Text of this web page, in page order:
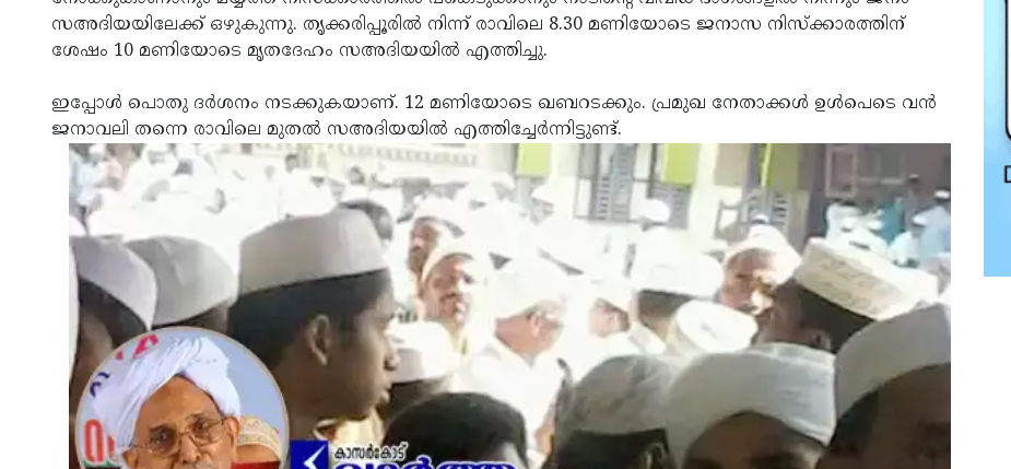
സഅദിയയിലേക്ക് ഒഴുകുന്നു. തൃക്കരിപ്പൂരില്‍ നിന്ന് രാവിലെ 8.30 മണിയോടെ ജനാസ നിസ്‌ക്കാരത്തിന്
ശേഷം 10 മണിയോടെ മൃതദേഹം സഅദിയയില്‍ എത്തിച്ചു.
ഇപ്പോള്‍ പൊതു ദര്‍ശനം നടക്കുകയാണ്. 12 മണിയോടെ ഖബറടക്കും. പ്രമുഖ നേതാക്കള്‍ ഉള്‍പെടെ വന്‍
ജനാവലി തന്നെ രാവിലെ മുതല്‍ സഅദിയയില്‍ എത്തിച്ചേര്‍ന്നിട്ടുണ്ട്.